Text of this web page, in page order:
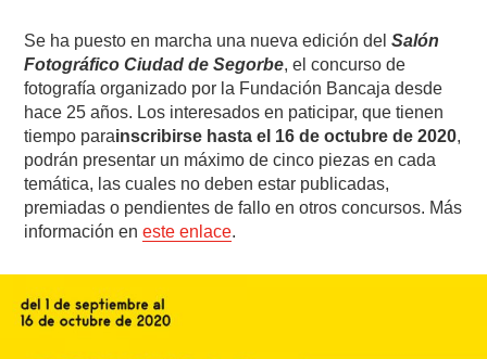
Se ha puesto en marcha una nueva edición del Salón
Fotográfico Ciudad de Segorbe, el concurso de
fotografía organizado por la Fundación Bancaja desde
hace 25 años. Los interesados en paticipar, que tienen
tiempo parainscribirse hasta el 16 de octubre de 2020,
podrán presentar un máximo de cinco piezas en cada
temática, las cuales no deben estar publicadas,
premiadas o pendientes de fallo en otros concursos. Más
información eneste enlace.